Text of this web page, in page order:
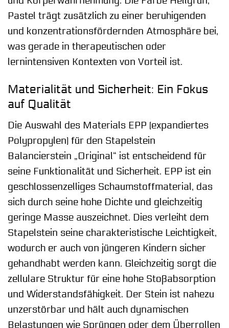
Pastel trägt zusätzlich zu einer beruhigenden
und konzentrationsfördernden Atmosphäre bei,
was gerade in therapeutischen oder
lernintensiven Kontexten von Vorteil ist.
Materialität und Sicherheit: Ein Fokus
auf Qualität
Die Auswahl des Materials EPP (expandiertes
Polypropylen) für den Stapelstein
Balancierstein „Original“ ist entscheidend für
seine Funktionalität und Sicherheit. EPP ist ein
geschlossenzelliges Schaumstoffmaterial, das
sich durch seine hohe Dichte und gleichzeitig
geringe Masse auszeichnet. Dies verleiht dem
Stapelstein seine charakteristische Leichtigkeit,
wodurch er auch von jüngeren Kindern sicher
gehandhabt werden kann. Gleichzeitig sorgt die
zellulare Struktur für eine hohe Stoßabsorption
und Widerstandsfähigkeit. Der Stein ist nahezu
unzerstörbar und hält auch dynamischen
Belastungen wie Sprüngen oder dem Überrollen